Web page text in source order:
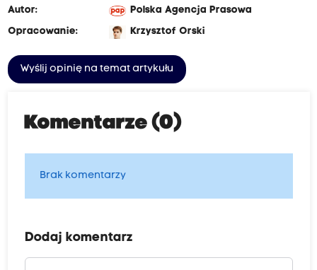
Autor:
Polska Agencja Prasowa
Opracowanie:
Krzysztof Orski
Wyślij opinię na temat artykułu
Komentarze (0)
Brak komentarzy
Dodaj komentarz